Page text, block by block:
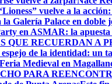
vuelve a la
la Galería Palace en
en ASMAR: la
QUE RECUERDAN A
de la identidad: un
Medieval en
PARA